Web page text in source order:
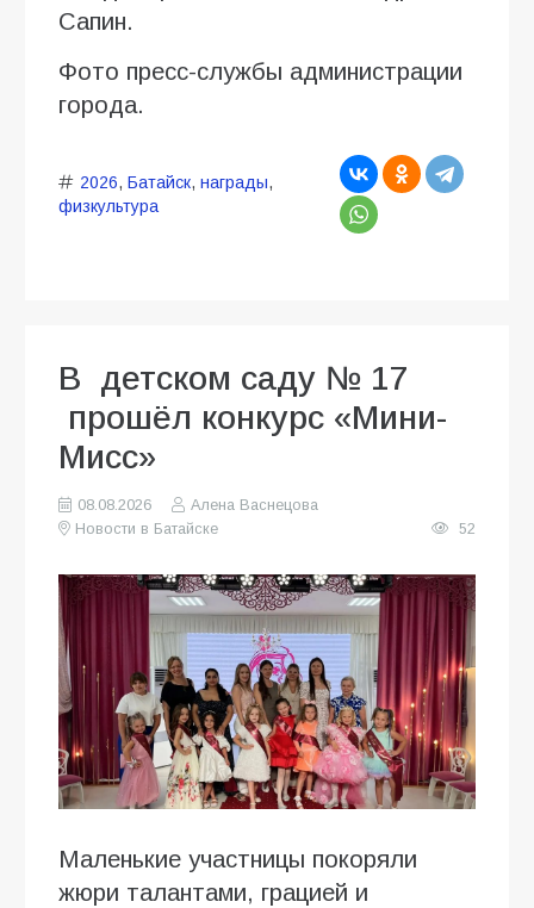
Сапин.
Фото пресс-службы администрации
города.
2026, Батайск, награды,
физкультура
В детском саду № 17
прошёл конкурс «Мини-
Мисс»
08.08.2026
Алена Васнецова
Новости в Батайске
52
Маленькие участницы покоряли
жюри талантами, грацией и